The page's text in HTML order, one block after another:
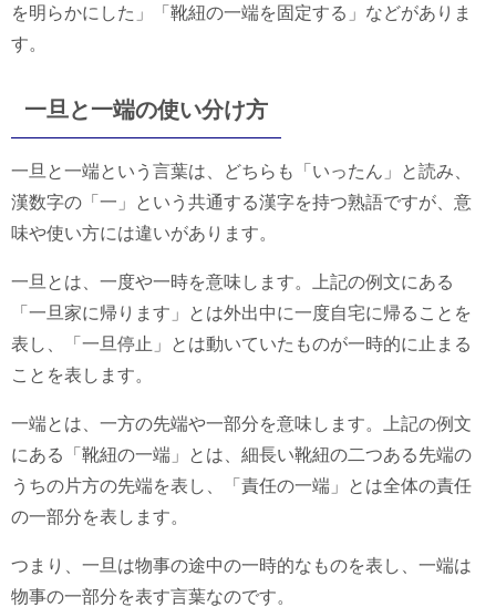
を明らかにした」「靴紐の一端を固定する」などがありま
す。
一旦と一端の使い分け方
一旦と一端という言葉は、どちらも「いったん」と読み、
漢数字の「一」という共通する漢字を持つ熟語ですが、意
味や使い方には違いがあります。
一旦とは、一度や一時を意味します。上記の例文にある
「一旦家に帰ります」とは外出中に一度自宅に帰ることを
表し、「一旦停止」とは動いていたものが一時的に止まる
ことを表します。
一端とは、一方の先端や一部分を意味します。上記の例文
にある「靴紐の一端」とは、細長い靴紐の二つある先端の
うちの片方の先端を表し、「責任の一端」とは全体の責任
の一部分を表します。
つまり、一旦は物事の途中の一時的なものを表し、一端は
物事の一部分を表す言葉なのです。